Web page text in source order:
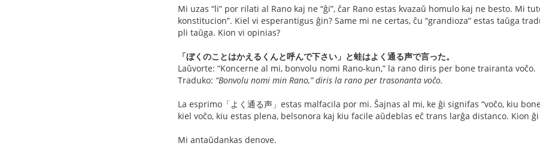
Mi uzas “li” por rilati al Rano kaj ne “ĝi”, ĉar Rano estas kvazaŭ homulo kaj ne besto. Mi
konstitucion”. Kiel vi esperantigus ĝin? Same mi ne certas, ĉu “grandioza” estas taŭga
pli taŭga. Kion vi opinias?
「ぼくのことはかえるくんと呼んで下さい」と蛙はよく通る声で言った。
Laŭvorte: “Koncerne al mi, bonvolu nomi Rano-kun,” la rano diris per bone trairanta voĉo.
Traduko: “Bonvolu nomi min Rano,” diris la rano per trasonanta voĉo.
La esprimo「よく通る声」estas malfacila por mi. Ŝajnas al mi, ke ĝi signifas “voĉo, kiu
kiel voĉo, kiu estas plena, belsonora kaj kiu facile aŭdeblas eĉ trans larĝa distanco. Kion
Mi antaŭdankas denove.